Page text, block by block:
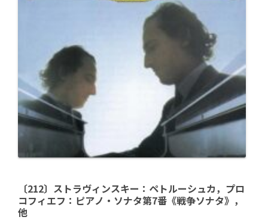
〔212〕ストラヴィンスキー：ペトルーシュカ，プロ
コフィエフ：ピアノ・ソナタ第7番《戦争ソナタ》，
他